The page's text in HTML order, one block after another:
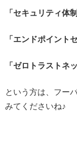
「セキュリティ体
「エンドポイント
「ゼロトラストネ
という方は、フー
みてくださいね♪